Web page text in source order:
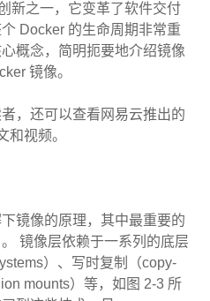
新之一，它变革了软件交付
Docker 的生命周期非常重
概念，简明扼要地介绍镜像
镜像。
，还可以查看网易云推出的
和视频。
镜像的原理，其中最重要的
镜像层依赖于一系列的底层
）、写时复制（copy-
mounts）等，如图 2-3 所